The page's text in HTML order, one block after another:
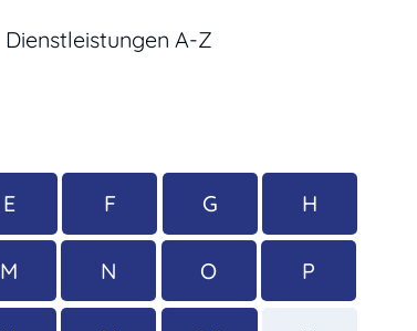
Dienstleistungen A-Z
E F G H
M N O P